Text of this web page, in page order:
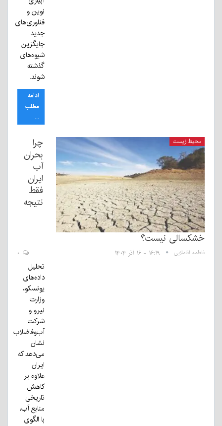
نوین و
فناوری‌های
جدید
جایگزین
شیوه‌های
گذشته
شوند.
ادامه
مطلب
...
محیط زیست
چرا
بحران
آب
ایران
فقط
نتیجه
خشکسالی نیست؟
فاطمه آقاملایی ۱۶:۱۹ - ۱۶ آذر ۱۴۰۴
تحلیل
داده‌های
یونسکو،
وزارت
نیرو و
شرکت
آب‌وفاضلاب
نشان
می‌دهد که
ایران
علاوه بر
کاهش
تاریخی
منابع آب،
با الگوی